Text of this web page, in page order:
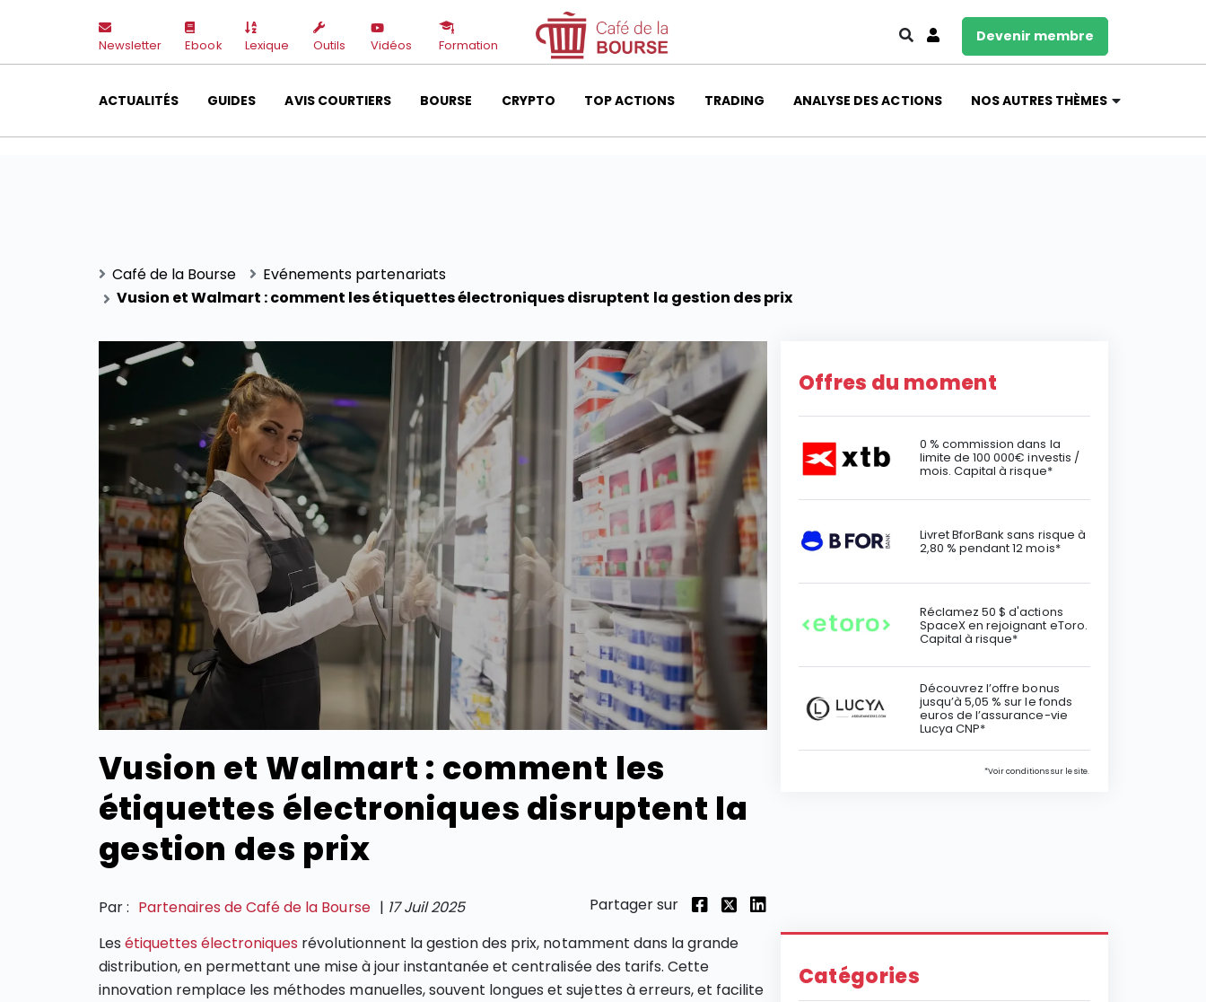
Newsletter Ebook Lexique Outils Vidéos Formation
Devenir membre
ACTUALITÉS GUIDES AVIS COURTIERS BOURSE CRYPTO TOP ACTIONS TRADING ANALYSE DES ACTIONS NOS AUTRES THÈMES
Café de la Bourse
Evénements partenariats
Vusion et Walmart : comment les étiquettes électroniques disruptent la gestion des prix
Vusion et Walmart : comment les
étiquettes électroniques disruptent la
gestion des prix
Par : Partenaires de Café de la Bourse | 17 Juil 2025 Partager sur
Offres du moment
0 % commission dans la
limite de 100 000€ investis /
mois. Capital à risque*
Livret BforBank sans risque à
2,80 % pendant 12 mois*
Réclamez 50 $ d'actions
SpaceX en rejoignant eToro.
Capital à risque*
Découvrez l’offre bonus
jusqu’à 5,05 % sur le fonds
euros de l’assurance-vie
Lucya CNP*
*Voir conditions sur le site.
Les étiquettes électroniques révolutionnent la gestion des prix, notamment dans la grande
distribution, en permettant une mise à jour instantanée et centralisée des tarifs. Cette
innovation remplace les méthodes manuelles, souvent longues et sujettes à erreurs, et facilite
Catégories